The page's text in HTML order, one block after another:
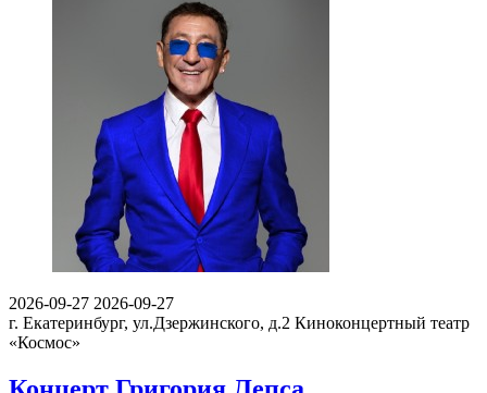
2026-09-27 2026-09-27
г. Екатеринбург, ул.Дзержинского, д.2 Киноконцертный театр
«Космос»